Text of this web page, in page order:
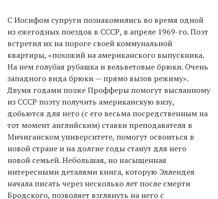
С Иосифом супруги познакомились во время одной
из ежегодных поездок в СССР, в апреле 1969-го. Поэт
встретил их на пороге своей коммунальной
квартиры, «похожий на американского выпускника.
На нем голубая рубашка и вельветовые брюки. Очень
западного вида брюки — прямо вызов режиму».
Двумя годами позже Профферы помогут высланному
из СССР поэту получить американскую визу,
добьются для него (с его весьма посредственным на
тот момент английским) ставки преподавателя в
Мичиганском университете, помогут освоиться в
новой стране и на долгие годы станут для него
новой семьей. Небольшая, но насыщенная
интересными деталями книга, которую Эллендея
начала писать через несколько лет после смерти
Бродского, позволяет взглянуть на него с